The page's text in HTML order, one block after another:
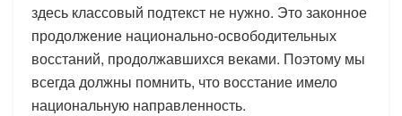
здесь классовый подтекст не нужно. Это законное
продолжение национально-освободительных
восстаний, продолжавшихся веками. Поэтому мы
всегда должны помнить, что восстание имело
национальную направленность.